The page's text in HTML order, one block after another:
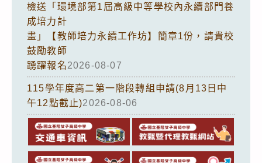
檢送「環境部第1屆高級中等學校內永續部門養
成培力計
畫」【教師培力永續工作坊】簡章1份，請貴校
鼓勵教師
踴躍報名2026-08-07
115學年度高二第一階段轉組申請(8月13日中
午12點截止)2026-08-06